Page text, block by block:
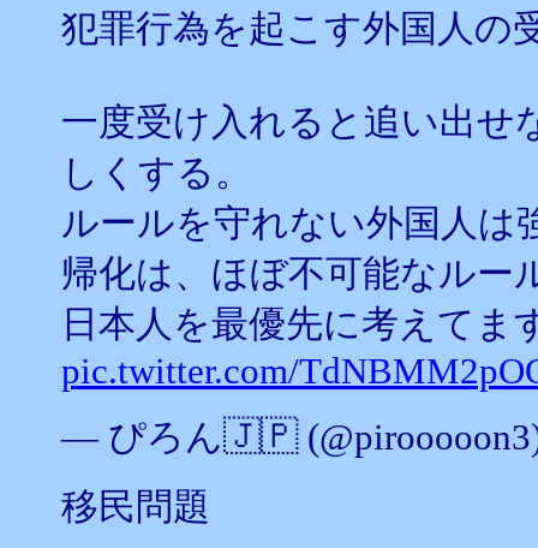
犯罪行為を起こす外国人の
一度受け入れると追い出せ
しくする。
ルールを守れない外国人は
帰化は、ほぼ不可能なルー
日本人を最優先に考えてま
pic.twitter.com/
— ぴろん🇯🇵
移民問題